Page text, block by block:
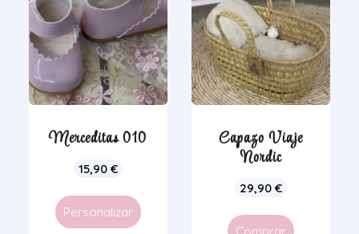
Merceditas 010
15,90 €
Personalizar
Capazo Viaje
Nordic
29,90€